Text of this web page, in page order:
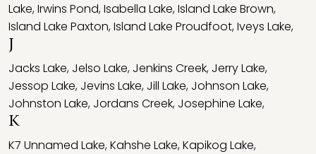
Lake,Irwins Pond,Isabella Lake,Island Lake Brown,
Island Lake Paxton,Island Lake Proudfoot,Iveys Lake,
J
Jacks Lake, Jelso Lake, Jenkins Creek, Jerry Lake,
Jessop Lake, Jevins Lake, Jill Lake, Johnson Lake,
Johnston Lake, Jordans Creek, Josephine Lake,
K
K7 Unnamed Lake,Kahshe Lake,Kapikog Lake,